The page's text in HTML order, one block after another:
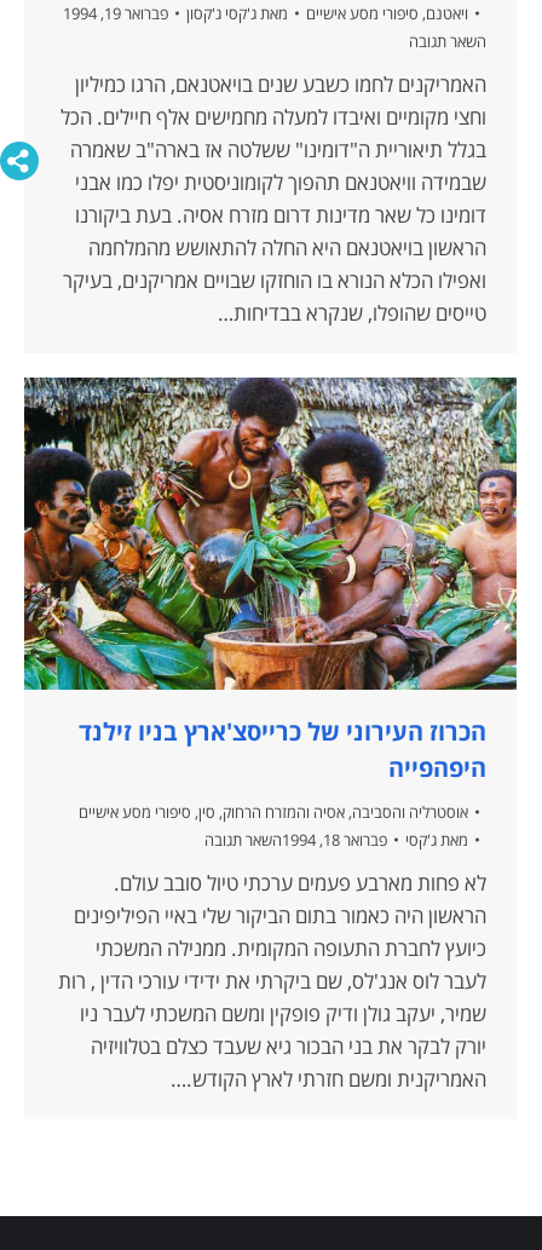
ויאטנם, סיפורי מסע אישיים מאת ג'קסי ג'קסון
פברואר 19, 1994
השאר תגובה
האמריקנים לחמו כשבע שנים בויאטנאם, הרגו כמיליון
וחצי מקומיים ואיבדו למעלה מחמישים אלף חיילים. הכל
בגלל תיאוריית ה"דומינו" ששלטה אז בארה"ב שאמרה
שבמידה וויאטנאם תהפוך לקומוניסטית יפלו כמו אבני
דומינו כל שאר מדינות דרום מזרח אסיה. בעת ביקורנו
הראשון בויאטנאם היא החלה להתאושש מהמלחמה
ואפילו הכלא הנורא בו הוחזקו שבויים אמריקנים, בעיקר
טייסים שהופלו, שנקרא בבדיחות…
הכרוז העירוני של כרייסצ'ארץ בניו זילנד
היפהפייה
אוסטרליה והסביבה, אסיה והמזרח הרחוק, סין, סיפורי מסע אישיים
מאתג'קסי פברואר 18, 1994 השאר תגובה
לא פחות מארבע פעמים ערכתי טיול סובב עולם.
הראשון היה כאמור בתום הביקור שלי באיי הפיליפינים
כיועץ לחברת התעופה המקומית. ממנילה המשכתי
לעבר לוס אנג'לס, שם ביקרתי את ידידי עורכי הדין , רות
שמיר, יעקב גולן ודיק פופקין ומשם המשכתי לעבר ניו
יורק לבקר את בני הבכור גיא שעבד כצלם בטלוויזיה
האמריקנית ומשם חזרתי לארץ הקודש.…